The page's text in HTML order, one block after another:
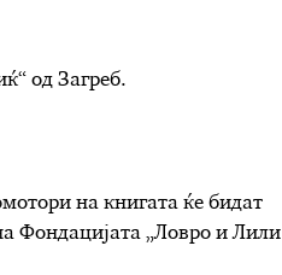
од Загреб.
на книгата ќе бидат
Фондацијата „Ловро и Лили